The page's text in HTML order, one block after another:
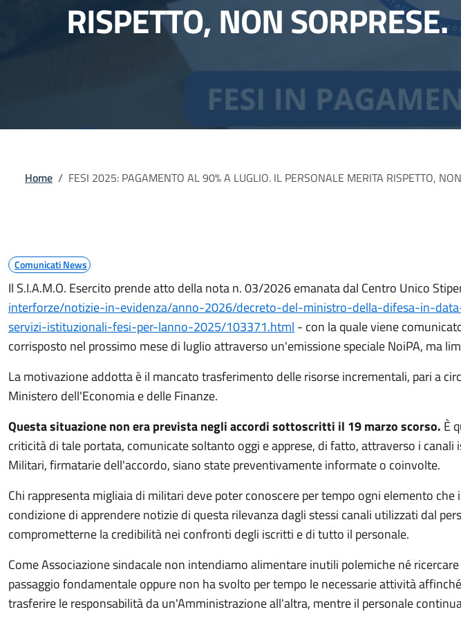
RISPETTO, NON SORPRESE.
Briciole di pane
Home / FESI 2025: PAGAMENTO AL 90% A LUGLIO. IL PERSONALE MERITA RISPETTO,
Comunicati News
Il S.I.A.M.O. Esercito prende atto della nota n. 03/2026 emanata dal Centro Unico
interforze/notizie-in-evidenza/anno-2026/decreto-del-ministro-della-difesa-in-
servizi-istituzionali-fesi-per-lanno-2025/103371.html - con la quale viene
corrisposto nel prossimo mese di luglio attraverso un'emissione speciale NoiPA, ma
La motivazione addotta è il mancato trasferimento delle risorse incrementali, pari a
Ministero dell'Economia e delle Finanze.
Questa situazione non era prevista negli accordi sottoscritti il 19 marzo scorso. È
criticità di tale portata, comunicate soltanto oggi e apprese, di fatto, attraverso i
Militari, firmatarie dell'accordo, siano state preventivamente informate o coinvolte.
Chi rappresenta migliaia di militari deve poter conoscere per tempo ogni elemento
condizione di apprendere notizie di questa rilevanza dagli stessi canali utilizzati dal
comprometterne la credibilità nei confronti degli iscritti e di tutto il personale.
Come Associazione sindacale non intendiamo alimentare inutili polemiche né
passaggio fondamentale oppure non ha svolto per tempo le necessarie attività
trasferire le responsabilità da un'Amministrazione all'altra, mentre il personale